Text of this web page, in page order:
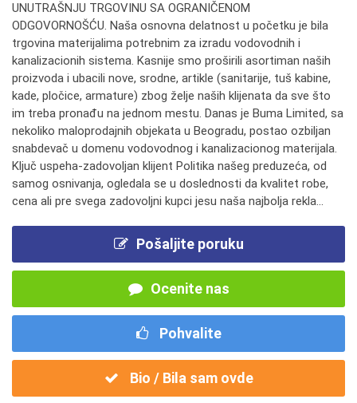
UNUTRAŠNJU TRGOVINU SA OGRANIČENOM
ODGOVORNOŠĆU. Naša osnovna delatnost u početku je bila
trgovina materijalima potrebnim za izradu vodovodnih i
kanalizacionih sistema. Kasnije smo proširili asortiman naših
proizvoda i ubacili nove, srodne, artikle (sanitarije, tuš kabine,
kade, pločice, armature) zbog želje naših klijenata da sve što
im treba pronađu na jednom mestu. Danas je Buma Limited, sa
nekoliko maloprodajnih objekata u Beogradu, postao ozbiljan
snabdevač u domenu vodovodnog i kanalizacionog materijala.
Ključ uspeha-zadovoljan klijent Politika našeg preduzeća, od
samog osnivanja, ogledala se u doslednosti da kvalitet robe,
cena ali pre svega zadovoljni kupci jesu naša najbolja rekla...
Pošaljite poruku
Ocenite nas
Pohvalite
Bio / Bila sam ovde